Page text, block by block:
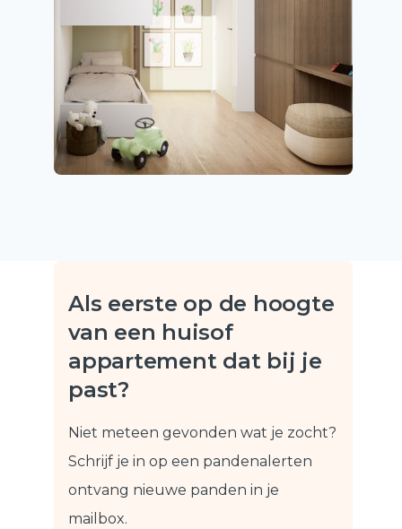
Als eerste op de hoogte
van een huisof
appartement dat bij je
past?
Niet meteen gevonden wat je zocht?
Schrijf je in op een pandenalerten
ontvang nieuwe panden in je
mailbox.